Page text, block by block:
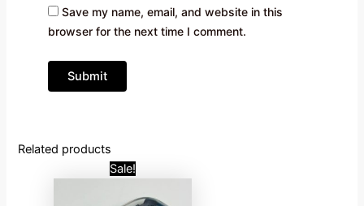
Save my name, email, and website in this
browser for the next time I comment.
Related products
Sale!Original
price
price